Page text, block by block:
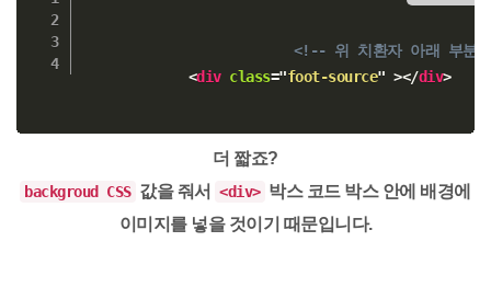
<!-- 위 치환자 아래 부분
<div class="foot-source" ></div>
더 짧죠?
backgroud CSS 값을 줘서 <div> 박스 코드 박스 안에 배경에
이미지를 넣을 것이기 때문입니다.